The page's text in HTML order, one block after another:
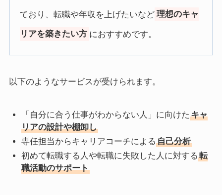
ており、転職や年収を上げたいなど 理想のキャ
リアを築きたい方 におすすめです。
以下のようなサービスが受けられます。
「自分に合う仕事がわからない人」に向けたキャ
リアの設計や棚卸し
専任担当からキャリアコーチによる自己分析
初めて転職する人や転職に失敗した人に対する転
職活動のサポート